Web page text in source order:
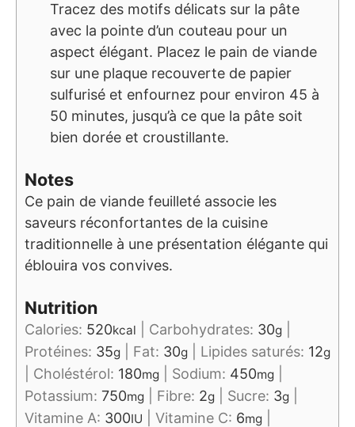
Tracez des motifs délicats sur la pâte
avec la pointe d’un couteau pour un
aspect élégant. Placez le pain de viande
sur une plaque recouverte de papier
sulfurisé et enfournez pour environ 45 à
50 minutes, jusqu’à ce que la pâte soit
bien dorée et croustillante.
Notes
Ce pain de viande feuilleté associe les
saveurs réconfortantes de la cuisine
traditionnelle à une présentation élégante qui
éblouira vos convives.
Nutrition
Calories: 520kcal Carbohydrates: 30g
Protéines: 35g Fat: 30g Lipides saturés: 12g
Choléstérol: 180mg Sodium: 450mg
Potassium: 750mg Fibre: 2g Sucre: 3g
Vitamine A: 300IU Vitamine C: 6mg